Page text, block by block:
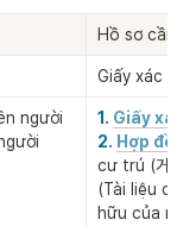
Hồ sơ cần
Giấy xác
người
1. Giấy xác
2. Hợp
cư trú (거주제
(Tài liệu
hữu của nơi